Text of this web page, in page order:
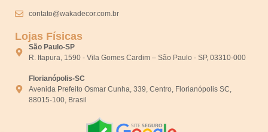
contato@wakadecor.com.br
Lojas Físicas
São Paulo-SP
R. Itapura, 1590 - Vila Gomes Cardim – São Paulo - SP, 03310-000
Florianópolis-SC
Avenida Prefeito Osmar Cunha, 339, Centro, Florianópolis SC,
88015-100, Brasil